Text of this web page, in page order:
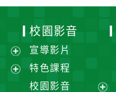
展
開
校園影音
宣導影片
特色課程
校園影音